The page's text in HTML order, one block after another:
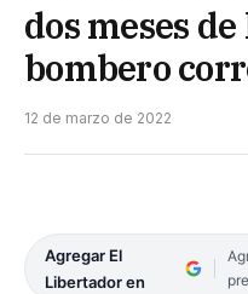
dos meses
bombero
12 de marzo de 2022
Agregar El
Libertador en